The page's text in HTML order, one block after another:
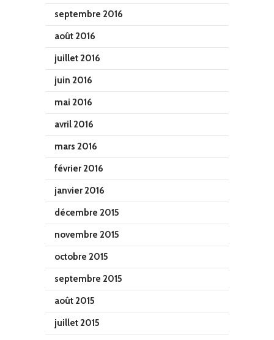
septembre 2016
août 2016
juillet 2016
juin 2016
mai 2016
avril 2016
mars 2016
février 2016
janvier 2016
décembre 2015
novembre 2015
octobre 2015
septembre 2015
août 2015
juillet 2015